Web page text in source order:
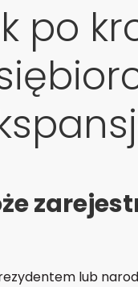
po
lub